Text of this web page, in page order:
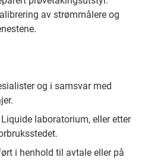
av strømmålere og
og i samsvar med
laboratorium, eller etter
i henhold til avtale eller på